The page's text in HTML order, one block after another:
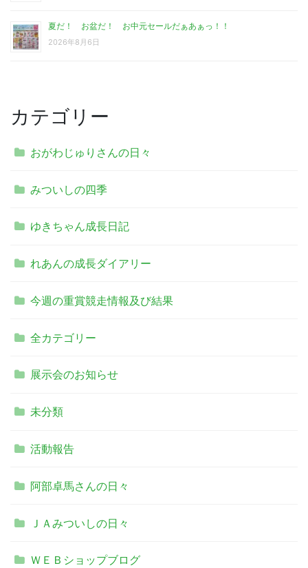
夏だ！ お盆だ！ お中元セールだぁあぁっ！！
2026年8月6日
カテゴリー
おがわじゅりさんの日々
みついしの四季
ゆきちゃん成長日記
れあんの成長ダイアリー
今週の重賞競走情報及び結果
全カテゴリー
展示会のお知らせ
未分類
活動報告
阿部卓馬さんの日々
ＪＡみついしの日々
ＷＥＢショップブログ